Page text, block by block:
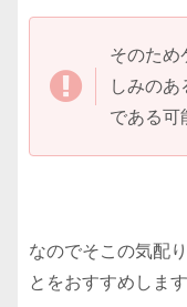
そのため
しみの
である可
なのでそこの気配
とをおすすめします